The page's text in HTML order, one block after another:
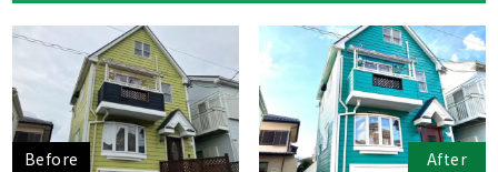
Before After